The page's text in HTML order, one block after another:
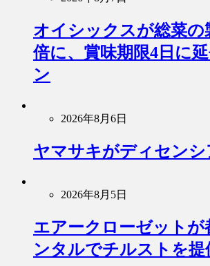
オイシックスが総菜の
倍に、賞味期限4日に
ン
2026年8月6日
ヤマサキがディセン
2026年8月5日
エアークローゼットが
ンタルでチルストを提